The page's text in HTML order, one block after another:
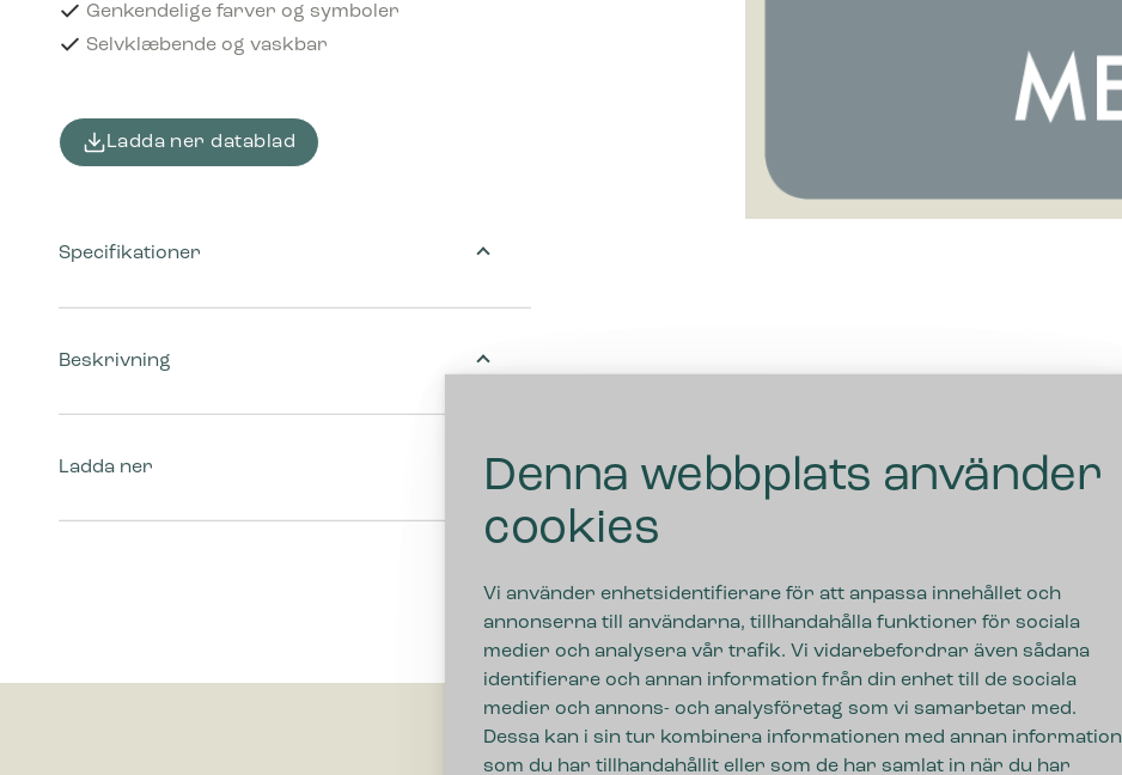
Denna webbplats använder
cookies
Vi använder enhetsidentifierare för att anpassa innehållet och
annonserna till användarna, tillhandahålla funktioner för sociala
medier och analysera vår trafik. Vi vidarebefordrar även sådana
identifierare och annan information från din enhet till de sociala
medier och annons- och analysföretag som vi samarbetar med.
Dessa kan i sin tur kombinera informationen med annan information
som du har tillhandahållit eller som de har samlat in när du har
Genkendelige farver og symboler
Selvklæbende og vaskbar
Ladda ner datablad
Beskrivning
Ladda ner
Specifikationer